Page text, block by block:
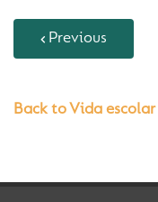
Previous
Back to Vida escolar